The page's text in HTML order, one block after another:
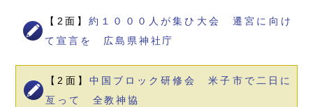
【2面】約１０００人が集ひ大会 遷宮に向け
て宣言を 広島県神社庁
【2面】 中国ブロック研修会 米子市で二日に
亙って 全教神協